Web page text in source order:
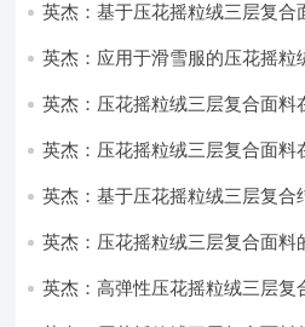
英杰：基于压花摇粒绒三层复合
英杰：应用于滑雪服的压花摇粒
英杰：压花摇粒绒三层复合面料
英杰：压花摇粒绒三层复合面料
英杰：基于压花摇粒绒三层复合
英杰：压花摇粒绒三层复合面料
英杰：高弹性压花摇粒绒三层复